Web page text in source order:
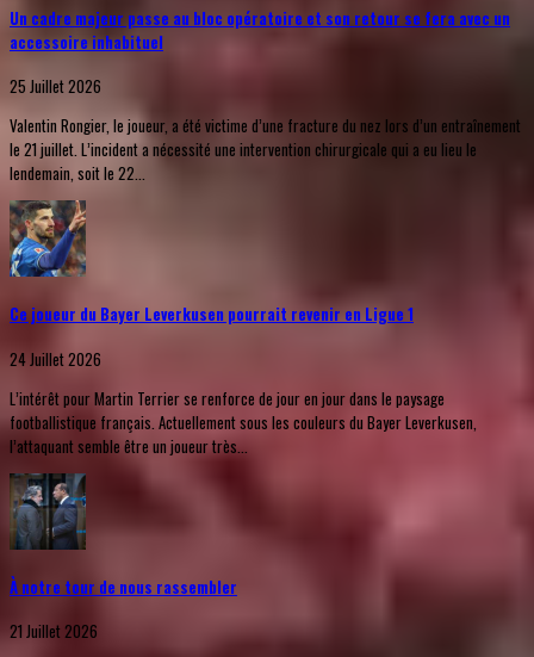
Un cadre majeur passe au bloc opératoire et son retour se fera avec un
accessoire inhabituel
25 Juillet 2026
Valentin Rongier, le joueur, a été victime d’une fracture du nez lors d’un entraînement
le 21 juillet. L’incident a nécessité une intervention chirurgicale qui a eu lieu le
lendemain, soit le 22...
Ce joueur du Bayer Leverkusen pourrait revenir en Ligue 1
24 Juillet 2026
L’intérêt pour Martin Terrier se renforce de jour en jour dans le paysage
footballistique français. Actuellement sous les couleurs du Bayer Leverkusen,
l’attaquant semble être un joueur très...
À notre tour de nous rassembler
21 Juillet 2026